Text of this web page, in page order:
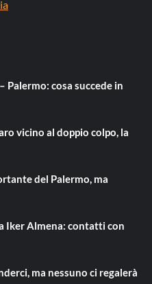
cosa succede in
vicino al doppio colpo, la
del Palermo, ma
Iker Almena: contatti con
ma nessuno ci regalerà